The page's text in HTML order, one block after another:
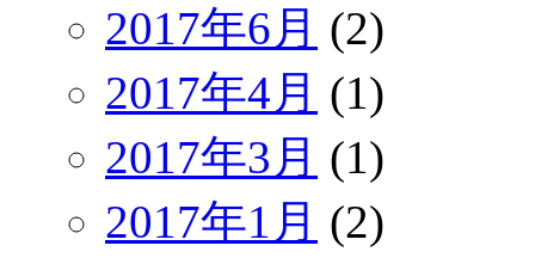
2017年6月 (2)
2017年4月 (1)
2017年3月 (1)
2017年1月 (2)